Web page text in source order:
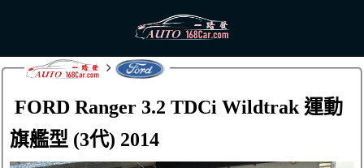
FORD Ranger 3.2 TDCi Wildtrak 運動
旗艦型 (3代) 2014